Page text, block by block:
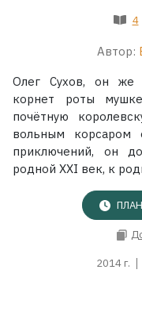
4
Автор:
Олег Сухов, он же
корнет роты
почётную
вольным корсаром
приключений, он
родной XXI век, к
2014 г.